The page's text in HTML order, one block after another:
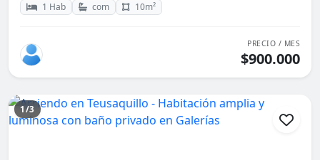
1 Hab com 10m²
PRECIO / MES
$900.000
1/3